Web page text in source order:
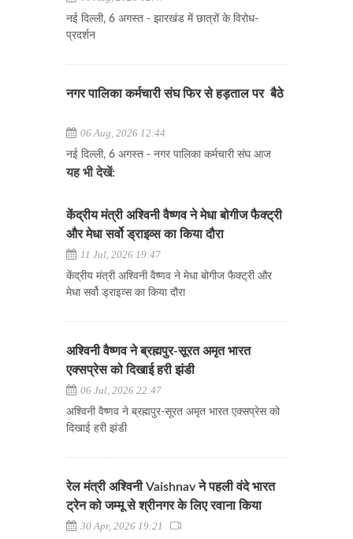
नई दिल्ली, 6 अगस्त - झारखंड में छात्रों के विरोध-
प्रदर्शन
नगर पालिका कर्मचारी संघ फिर से हड़ताल पर बैठे
06 Aug, 2026 12:44
नई दिल्ली, 6 अगस्त - नगर पालिका कर्मचारी संघ आज
यह भी देखें:
केंद्रीय मंत्री अश्विनी वैष्णव ने मेधा बोगीज फैक्ट्री
और मेधा सर्वो ड्राइव्स का किया दौरा
11 Jul, 2026 19:47
केंद्रीय मंत्री अश्विनी वैष्णव ने मेधा बोगीज फैक्ट्री और
मेधा सर्वो ड्राइव्स का किया दौरा
अश्विनी वैष्णव ने ब्रह्मपुर-सूरत अमृत भारत
एक्सप्रेस को दिखाई हरी झंडी
06 Jul, 2026 22:47
अश्विनी वैष्णव ने ब्रह्मपुर-सूरत अमृत भारत एक्सप्रेस को
दिखाई हरी झंडी
रेल मंत्री अश्विनी Vaishnav ने पहली वंदे भारत
ट्रेन को जम्मू से श्रीनगर के लिए रवाना किया
30 Apr, 2026 19:21